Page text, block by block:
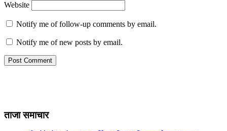
Website
Notify me of follow-up comments by email.
Notify me of new posts by email.
ताजा समाचार